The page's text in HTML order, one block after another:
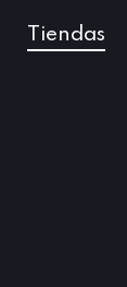
Tiendas